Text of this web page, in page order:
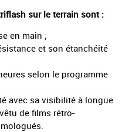
sur le terrain sont :
en main ;
et son étanchéité
selon le programme
avec sa visibilité à longue
de films rétro-